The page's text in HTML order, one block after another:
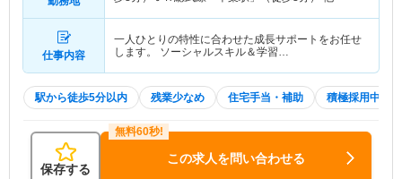
仕事内容
一人ひとりの特性に合わせた成長サポートをお任せ
します。 ソーシャルスキル＆学習…
駅から徒歩5分以内 残業少なめ 住宅手当・補助 積極採用中
保存する
この求人を問い合わせる